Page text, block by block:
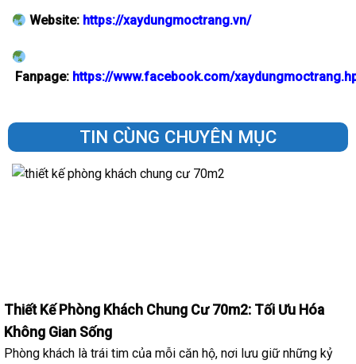
Website: https://xaydungmoctrang.vn/
Fanpage: https://www.facebook.com/
TIN CÙNG CHUYÊN MỤC
Thiết Kế Phòng Khách Chung Cư 70m2: Tối Ưu Hóa
Không Gian Sống
Phòng khách là trái tim của mỗi căn hộ, nơi lưu giữ những kỷ